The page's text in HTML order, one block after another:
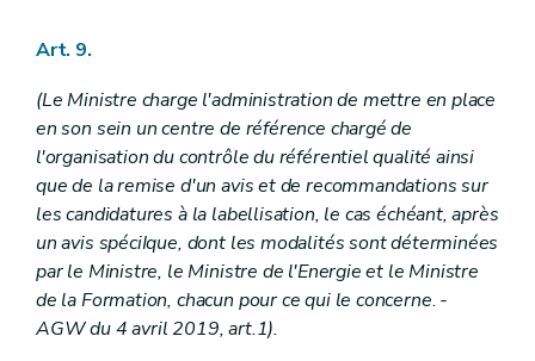
Art. 9.
(Le Ministre charge l'administration de mettre en place
en son sein un centre de référence chargé de
l'organisation du contrôle du référentiel qualité ainsi
que de la remise d'un avis et de recommandations sur
les candidatures à la labellisation, le cas échéant, après
un avis spéciIque, dont les modalités sont déterminées
par le Ministre, le Ministre de l'Energie et le Ministre
de la Formation, chacun pour ce qui le concerne. -
AGW du 4 avril 2019, art.1).